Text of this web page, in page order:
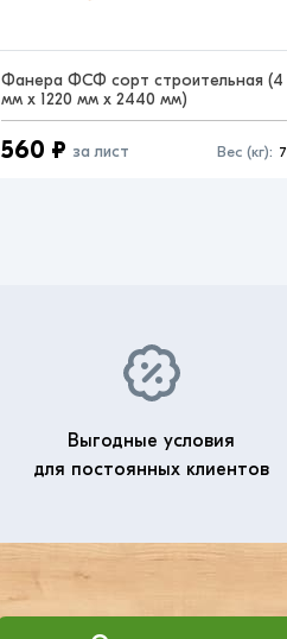
Фанера ФСФ сорт строительная (4
мм x 1220 мм x 2440 мм)
560 ₽ за лист Вес (кг): 7
Выгодные условия
для постоянных клиентов